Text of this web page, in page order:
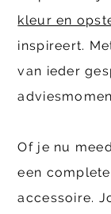
kleur en
inspireert.
van ieder
Of je nu
een
accessoire.